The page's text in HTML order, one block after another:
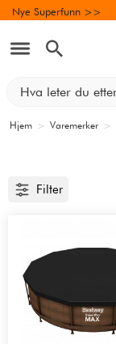
Nye Superfunn >>
Hjem > Varemerker >
Filter